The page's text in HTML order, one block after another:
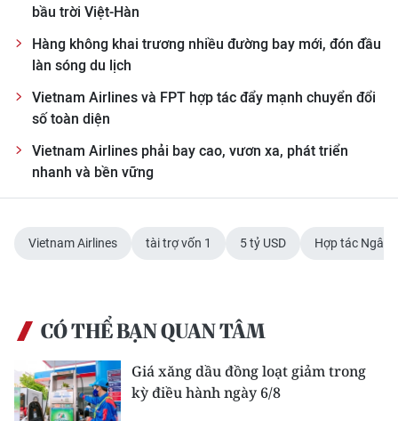
bầu trời Việt-Hàn
Hàng không khai trương nhiều đường bay mới, đón đầu
làn sóng du lịch
Vietnam Airlines và FPT hợp tác đẩy mạnh chuyển đổi
số toàn diện
Vietnam Airlines phải bay cao, vươn xa, phát triển
nhanh và bền vững
Vietnam Airlines tài trợ vốn 1 5 tỷ USD Hợp tác Ngân
CÓ THỂ BẠN QUAN TÂM
Giá xăng dầu đồng loạt giảm trong
kỳ điều hành ngày 6/8